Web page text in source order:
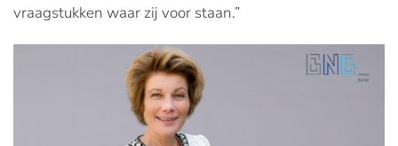
vraagstukken waar zij voor staan.”